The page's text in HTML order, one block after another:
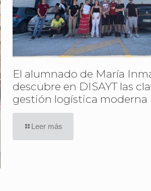
El alumnado de María
descubre en DISAYT las
gestión logística moderna
Leer más